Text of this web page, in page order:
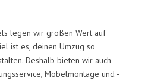
legen wir großen Wert auf
ist es, deinen Umzug so
Deshalb bieten wir auch
Möbelmontage und -